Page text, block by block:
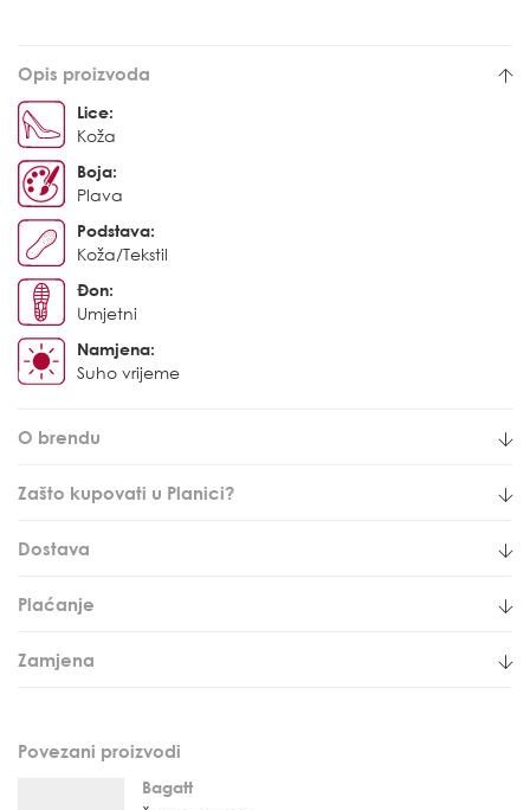
Opis proizvoda
Lice:
Koža
Boja:
Plava
Podstava:
Koža/Tekstil
Đon:
Umjetni
Namjena:
Suho vrijeme
O brendu
Zašto kupovati u Planici?
Dostava
Plaćanje
Zamjena
Povezani proizvodi
Bagatt